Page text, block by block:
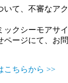
いて、不審なア
ックシーモアサ
ページにて、お
こちらから >>